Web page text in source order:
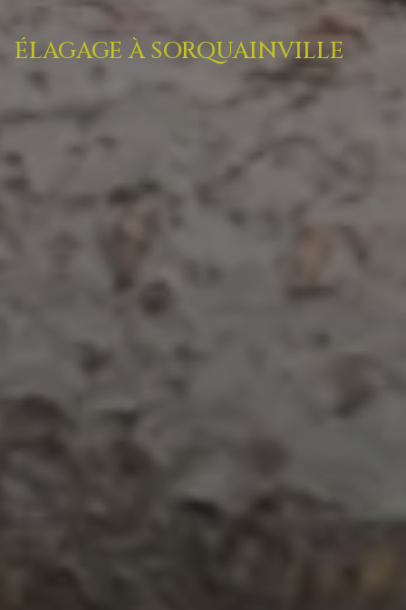
ÉLAGAGE À SORQUAINVILLE